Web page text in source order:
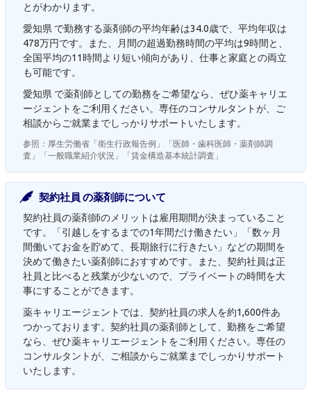
とがわかります。
愛知県 で勤務する薬剤師の平均年齢は34.0歳で、平均年収は
478万円です。また、月間の超過勤務時間の平均は9時間と、
全国平均の11時間より短い傾向があり、仕事と家庭との両立
も可能です。
愛知県 で薬剤師としての勤務をご希望なら、ぜひ薬キャリエ
ージェントをご利用ください。専任のコンサルタントが、ご
相談からご就業までしっかりサポートいたします。
参照：厚生労働省「衛生行政報告例」「医師・歯科医師・薬剤師調
査」「一般職業紹介状況」「賃金構造基本統計調査」
契約社員 の薬剤師について
契約社員の薬剤師のメリットは雇用期間が決まっていること
です。「引越しをするまでの1年間だけ働きたい」「数ヶ月
間働いてお金を貯めて、長期旅行に行きたい」などの期間を
決めて働きたい薬剤師におすすめです。また、契約社員は正
社員と比べると残業が少ないので、プライベートの時間を大
事にすることができます。
薬キャリエージェントでは、契約社員の求人を約1,600件あ
つかっております。契約社員の薬剤師として、勤務をご希望
なら、ぜひ薬キャリエージェントをご利用ください。専任の
コンサルタントが、ご相談からご就業までしっかりサポート
いたします。